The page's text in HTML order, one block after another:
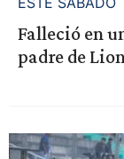
Falleció en
padre de